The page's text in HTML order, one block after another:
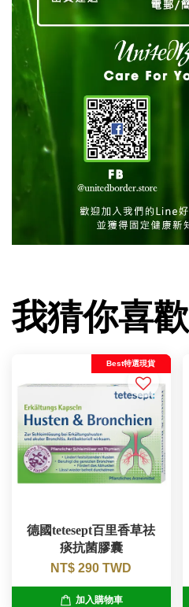
我猜你喜歡
Best特選現貨
德國tetesept百里香草祛
痰抗菌膠囊
NT$ 290 TWD
加入購物車